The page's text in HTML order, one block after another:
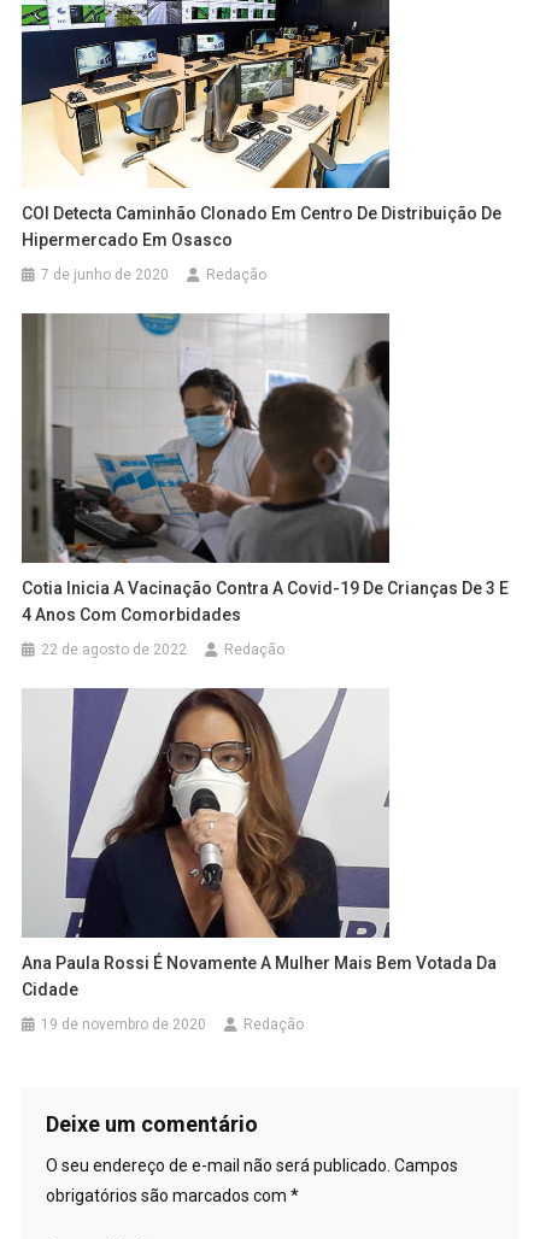
COI Detecta Caminhão Clonado Em Centro De Distribuição De
Hipermercado Em Osasco
7 de junho de 2020 Redação
Cotia Inicia A Vacinação Contra A Covid-19 De Crianças De 3 E
4 Anos Com Comorbidades
22 de agosto de 2022 Redação
Ana Paula Rossi É Novamente A Mulher Mais Bem Votada Da
Cidade
19 de novembro de 2020 Redação
Deixe um comentário
O seu endereço de e-mail não será publicado. Campos
obrigatórios são marcados com *